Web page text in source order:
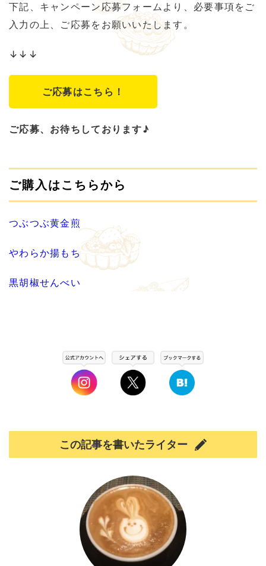
下記、キャンペーン応募フォームより、必要事項をご
入力の上、ご応募をお願いいたします。
↓↓↓
ご応募はこちら！
ご応募、お待ちしております♪
ご購入はこちらから
つぶつぶ黄金煎
やわらか揚もち
黒胡椒せんべい
この記事を書いたライター